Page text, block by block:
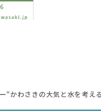
“かわさきの大気と水を考え